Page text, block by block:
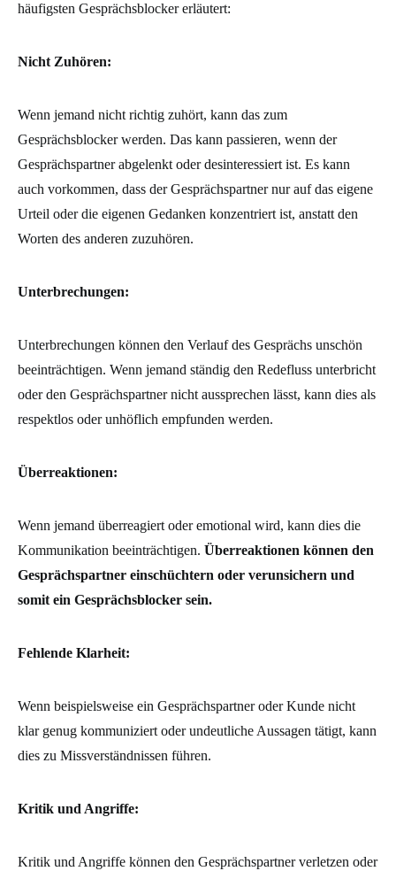
häufigsten Gesprächsblocker erläutert:
Nicht Zuhören:
Wenn jemand nicht richtig zuhört, kann das zum
Gesprächsblocker werden. Das kann passieren, wenn der
Gesprächspartner abgelenkt oder desinteressiert ist. Es kann
auch vorkommen, dass der Gesprächspartner nur auf das eigene
Urteil oder die eigenen Gedanken konzentriert ist, anstatt den
Worten des anderen zuzuhören.
Unterbrechungen:
Unterbrechungen können den Verlauf des Gesprächs unschön
beeinträchtigen. Wenn jemand ständig den Redefluss unterbricht
oder den Gesprächspartner nicht aussprechen lässt, kann dies als
respektlos oder unhöflich empfunden werden.
Überreaktionen:
Wenn jemand überreagiert oder emotional wird, kann dies die
Kommunikation beeinträchtigen. Überreaktionen können den
Gesprächspartner einschüchtern oder verunsichern und
somit ein Gesprächsblocker sein.
Fehlende Klarheit:
Wenn beispielsweise ein Gesprächspartner oder Kunde nicht
klar genug kommuniziert oder undeutliche Aussagen tätigt, kann
dies zu Missverständnissen führen.
Kritik und Angriffe:
Kritik und Angriffe können den Gesprächspartner verletzen oder